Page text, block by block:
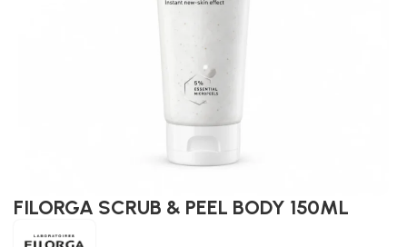
FILORGA SCRUB & PEEL BODY 150ML